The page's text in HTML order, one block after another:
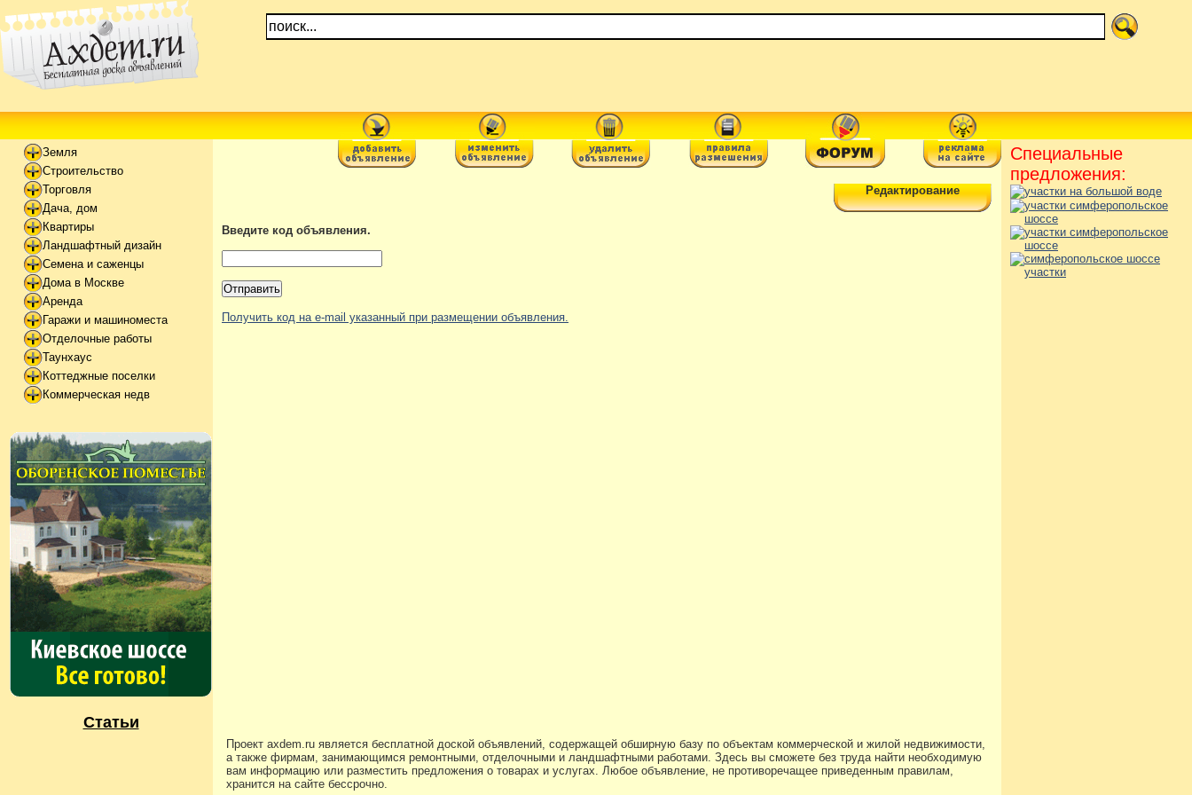
Земля
Строительство
Торговля
Дача, дом
Квартиры
Ландшафтный дизайн
Семена и саженцы
Дома в Москве
Аренда
Гаражи и машиноместа
Отделочные работы
Таунхаус
Коттеджные поселки
Коммерческая недв
Статьи
Редактирование
Введите код объявления.
Получить код на e-mail указанный при размещении объявления.
Специальные
предложения:
Проект axdem.ru является бесплатной доской объявлений, содержащей обширную базу по объектам коммерческой и жилой недвижимости,
а также фирмам, занимающимся ремонтными, отделочными и ландшафтными работами. Здесь вы сможете без труда найти необходимую
вам информацию или разместить предложения о товарах и услугах. Любое объявление, не противоречащее приведенным правилам,
хранится на сайте бессрочно.